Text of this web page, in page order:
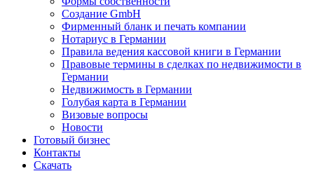
Создание GmbH
Фирменный бланк и печать компании
Нотариус в Германии
Правила ведения кассовой книги в Германии
Правовые термины в сделках по недвижимости в
Германии
Недвижимость в Германии
Голубая карта в Германии
Визовые вопросы
Новости
Готовый бизнес
Контакты
Скачать